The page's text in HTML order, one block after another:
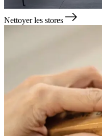
Nettoyer les stores